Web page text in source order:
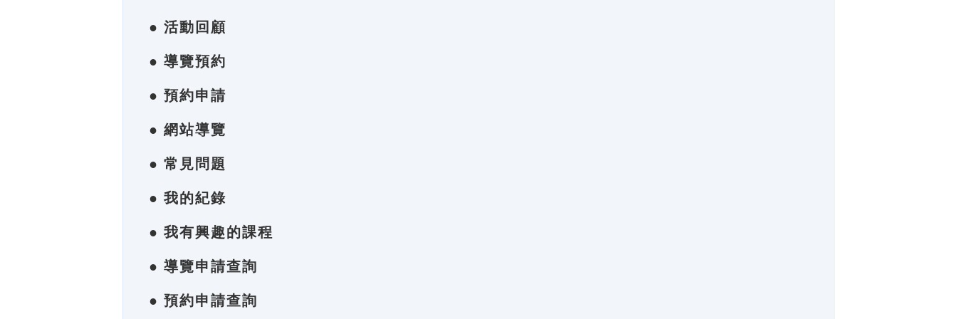
● 活動回顧
● 導覽預約
● 預約申請
● 網站導覽
● 常見問題
● 我的紀錄
● 我有興趣的課程
● 導覽申請查詢
● 預約申請查詢